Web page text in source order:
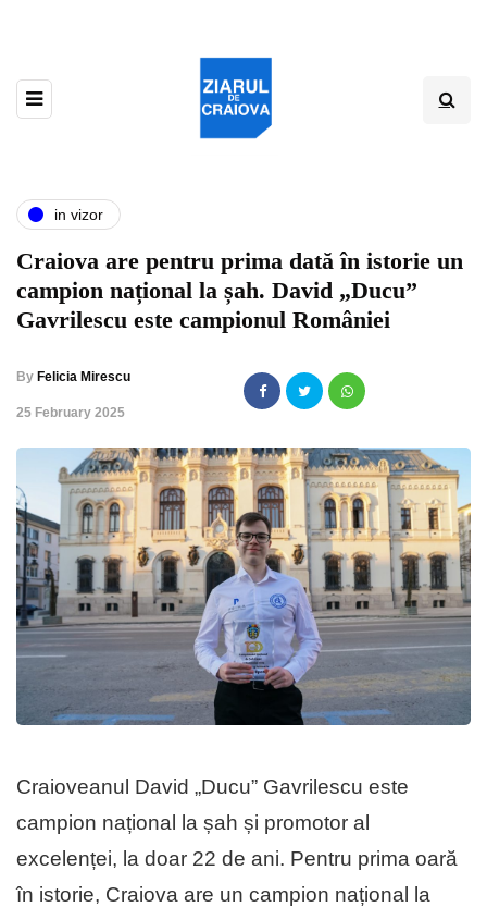
in vizor
Craiova are pentru prima dată în istorie un
campion național la șah. David „Ducu”
Gavrilescu este campionul României
By Felicia Mirescu
,25 February 2025
Craioveanul David „Ducu” Gavrilescu este
campion național la șah și promotor al
excelenței, la doar 22 de ani. Pentru prima oară
în istorie, Craiova are un campion național la